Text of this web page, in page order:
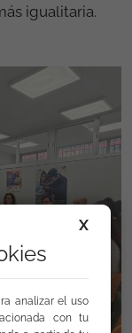
igualitaria.
X
analizar el uso
con tu